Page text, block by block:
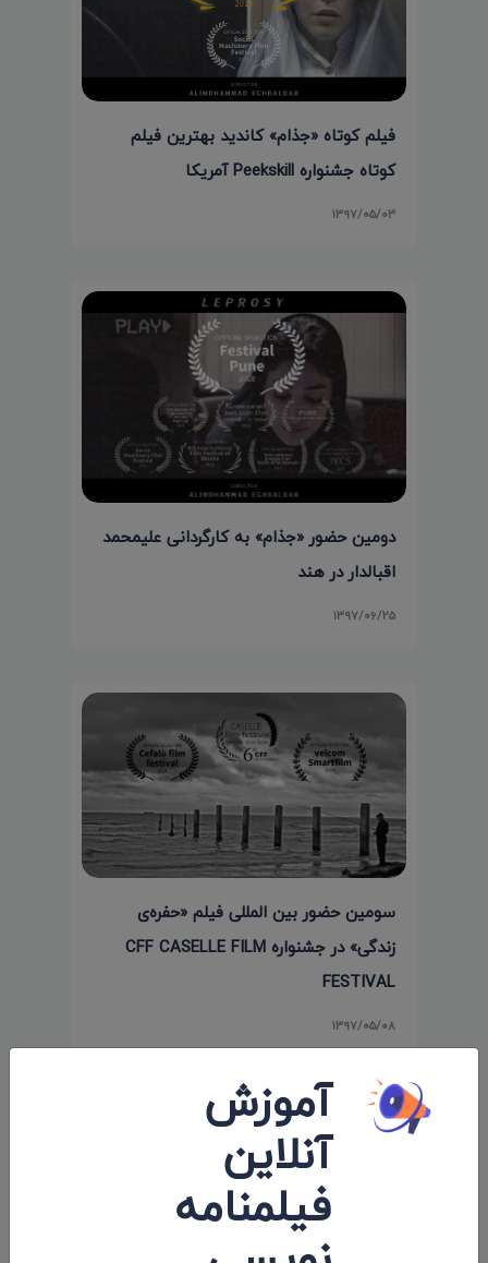
فیلم کوتاه «جذام» کاندید بهترین فیلم
کوتاه جشنواره Peekskill آمریکا
۱۳۹۷/۰۵/۰۳
دومین حضور «جذام» به کارگردانی علیمحمد
اقبالدار در هند
۱۳۹۷/۰۶/۲۵
سومین حضور بین المللی فیلم «حفره‌ی
زندگی» در جشنواره CFF CASELLE FILM
FESTIVAL
۱۳۹۷/۰۵/۰۸
نظرات 0
اولین کامنت و یا نظر را شما ثبت کنید.
آموزش
آنلاین
فیلمنامه